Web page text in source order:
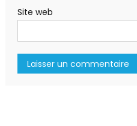
Site web